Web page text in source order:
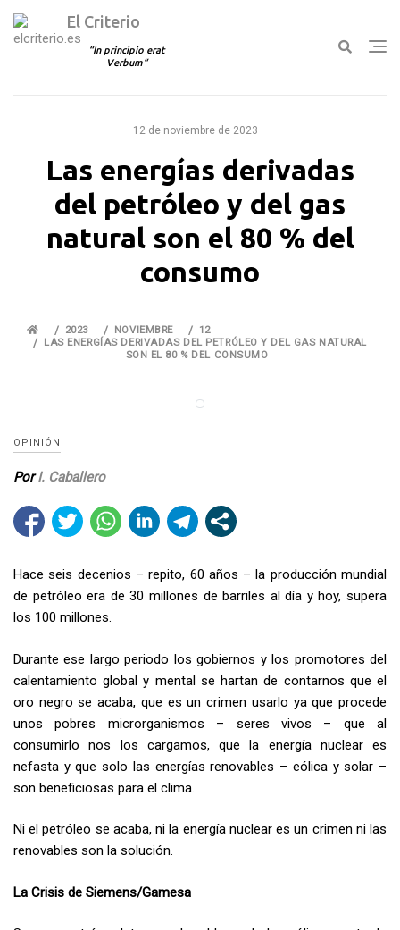
El Criterio
In principio erat
Verbum
12 de noviembre de 2023
Las energías derivadas
del petróleo y del gas
natural son el 80 % del
consumo
2023 NOVIEMBRE
12
LAS ENERGÍAS DERIVADAS DEL PETRÓLEO Y DEL GAS NATURAL
SON EL 80 % DEL CONSUMO
OPINIÓN
PorI. Caballero
Hace seis decenios – repito, 60 años – la producción mundial
de petróleo era de 30 millones de barriles al día y hoy, supera
los 100 millones.
Durante ese largo periodo los gobiernos y los promotores del
calentamiento global y mental se hartan de contarnos que el
oro negro se acaba, que es un crimen usarlo ya que procede
unos pobres microrganismos – seres vivos – que al
consumirlo nos los cargamos, que la energía nuclear es
nefasta y que solo las energías renovables – eólica y solar –
son beneficiosas para el clima.
Ni el petróleo se acaba, ni la energía nuclear es un crimen ni las
renovables son la solución.
La Crisis de Siemens/Gamesa